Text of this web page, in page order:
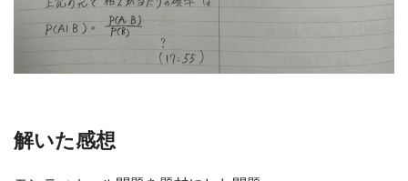
解いた感想